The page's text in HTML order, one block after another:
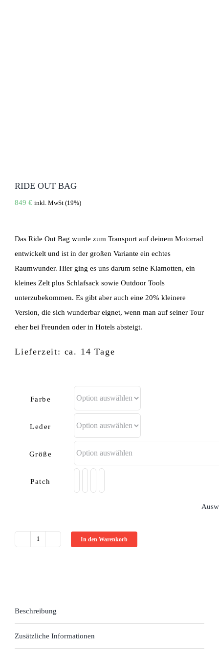
RIDE OUT BAG
849 € inkl. MwSt (19%)
Das Ride Out Bag wurde zum Transport auf deinem Motorrad
entwickelt und ist in der großen Variante ein echtes
Raumwunder. Hier ging es uns darum seine Klamotten, ein
kleines Zelt plus Schlafsack sowie Outdoor Tools
unterzubekommen. Es gibt aber auch eine 20% kleinere
Version, die sich wunderbar eignet, wenn man auf seiner Tour
eher bei Freunden oder in Hotels absteigt.
Lieferzeit: ca. 14 Tage
Farbe
Leder
Größe
Patch
RIDE
In den Warenkorb
Beschreibung
Zusätzliche Informationen